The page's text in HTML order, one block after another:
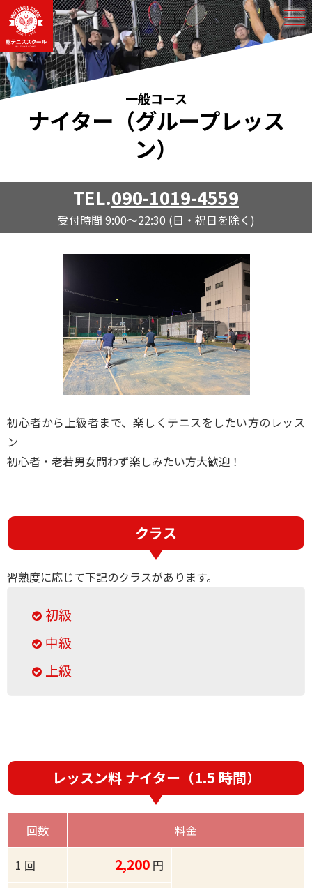
一般コース
ナイター（グループレッス
ン）
TEL.090-1019-4559
受付時間 9:00～22:30 (日・祝日を除く)
初心者から上級者まで、楽しくテニスをしたい方のレッス
ン
初心者・老若男女問わず楽しみたい方大歓迎！
クラス
習熟度に応じて下記のクラスがあります。
初級
中級
上級
レッスン料 ナイター（1.5 時間）
回数 料金
1 回 2,200 円